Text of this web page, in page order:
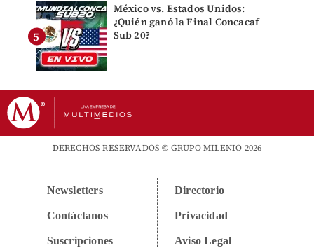
México vs. Estados Unidos:
¿Quién ganó la Final Concacaf
Sub 20?
DERECHOS RESERVADOS © GRUPO MILENIO 2026
Newsletters
Contáctanos
Suscripciones
Directorio
Privacidad
Aviso Legal